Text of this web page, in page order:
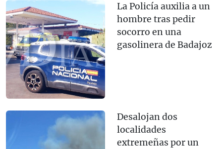
La Policía auxilia a un
hombre tras pedir
socorro en una
gasolinera de Badajoz
Desalojan dos
localidades
extremeñas por un